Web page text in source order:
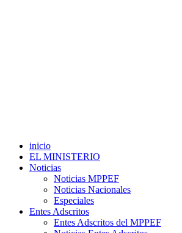
inicio
EL MINISTERIO
Noticias
Noticias MPPEF
Noticias Nacionales
Especiales
Entes Adscritos
Entes Adscritos del MPPEF